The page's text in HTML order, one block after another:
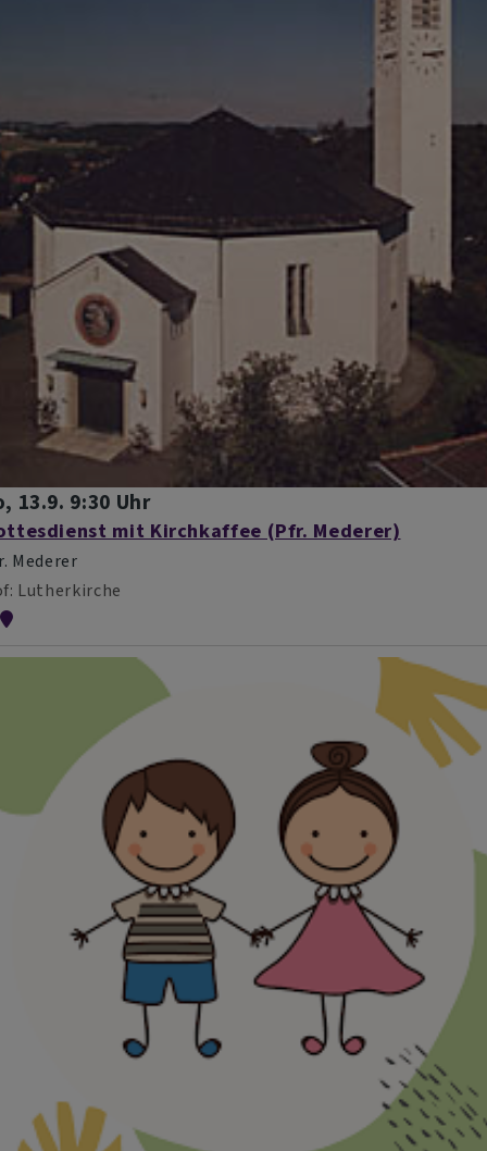
13.9. 9:30 Uhr
mit Kirchkaffee (Pfr. Mederer)
Mederer
Lutherkirche